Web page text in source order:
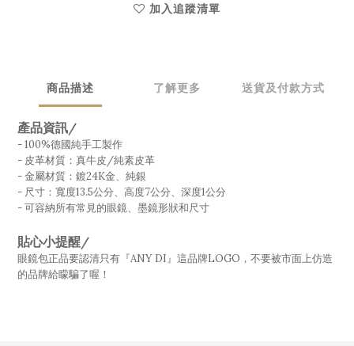
加入追蹤清單
商品描述 了解更多 送貨及付款方式
產品資訊/
- 100%德國純手工製作
- 皮革材質：真牛皮/純素皮革
- 金屬材質：鍍24K金、純銀
- 尺寸：寬度13.5公分、高度7公分、深度1公分
- 可容納所有常見的眼鏡、墨鏡形狀和尺寸
貼心小提醒/
眼鏡包正品要認清只有『ANY DI』這品牌LOGO，不要被市面上仿造
的品牌給矇騙了喔！